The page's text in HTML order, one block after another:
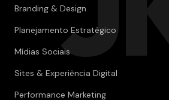
Branding & Design
Planejamento Estratégico
Mídias Sociais
Sites & Experiência Digital
Performance Marketing